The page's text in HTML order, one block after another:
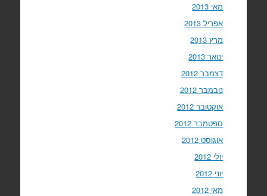
מאי 2013
אפריל 2013
מרץ 2013
ינואר 2013
דצמבר 2012
נובמבר 2012
אוקטובר 2012
ספטמבר 2012
אוגוסט 2012
יולי 2012
יוני 2012
מאי 2012